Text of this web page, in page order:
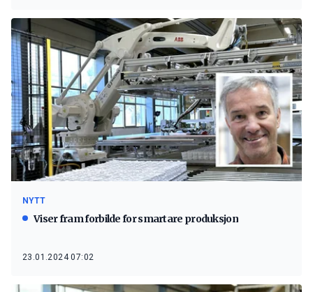
NYTT
Viser fram forbilde for smartare produksjon
23.01.2024 07:02